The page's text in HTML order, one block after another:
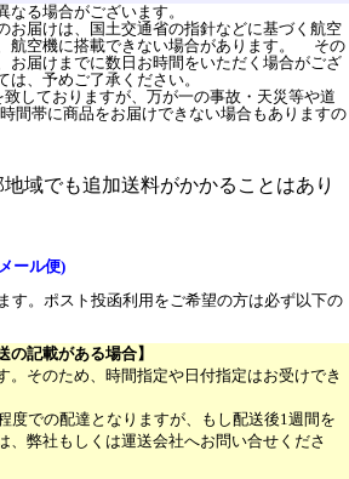
る場合がございます。
お届けは、国土交通省の指針などに基づく航空
航空機に搭載できない場合があります。 その
お届けまでに数日お時間をいただく場合がござ
、予めご了承ください。
しておりますが、万が一の事故・天災等や道
間帯に商品をお届けできない場合もありますの
域でも追加送料がかかることはあり
ール便)
す。ポスト投函利用をご希望の方は必ず以下の
の記載がある場合】
。そのため、時間指定や日付指定はお受けでき
度での配達となりますが、もし配送後1週間を
、弊社もしくは運送会社へお問い合せくださ